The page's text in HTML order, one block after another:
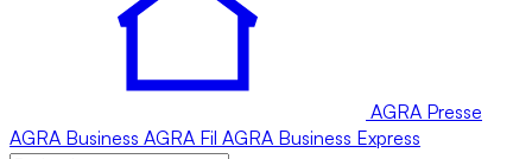
AGRA Presse
AGRA Business AGRA Fil AGRA Business Express